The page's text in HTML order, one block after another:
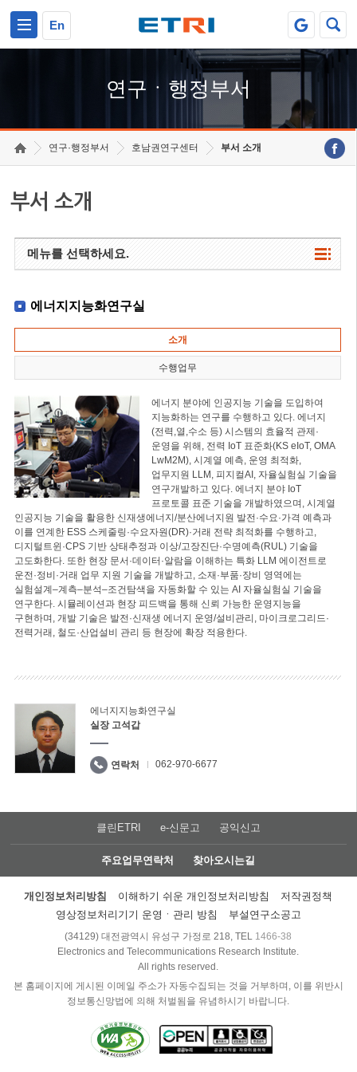
En
연구ㆍ행정부서
연구·행정부서 호남권연구센터 부서 소개
부서 소개
메뉴를 선택하세요.
에너지지능화연구실
소개
수행업무
에너지 분야에 인공지능 기술을 도입하여
지능화하는 연구를 수행하고 있다. 에너지
(전력,열,수소 등) 시스템의 효율적 관제·
운영을 위해, 전력 IoT 표준화(KS eIoT, OMA
LwM2M), 시계열 예측, 운영 최적화,
업무지원 LLM, 피지컬AI, 자율실험실 기술을
연구개발하고 있다. 에너지 분야 IoT
프로토콜 표준 기술을 개발하였으며, 시계열
인공지능 기술을 활용한 신재생에너지/분산에너지원 발전·수요·가격 예측과
이를 연계한 ESS 스케줄링·수요자원(DR)·거래 전략 최적화를 수행하고,
디지털트윈·CPS 기반 상태추정과 이상/고장진단·수명예측(RUL) 기술을
고도화한다. 또한 현장 문서·데이터·알람을 이해하는 특화 LLM 에이전트로
운전·정비·거래 업무 지원 기술을 개발하고, 소재·부품·장비 영역에는
실험설계–계측–분석–조건탐색을 자동화할 수 있는 AI 자율실험실 기술을
연구한다. 시뮬레이션과 현장 피드백을 통해 신뢰 가능한 운영지능을
구현하며, 개발 기술은 발전·신재생 에너지 운영/설비관리, 마이크로그리드·
전력거래, 철도·산업설비 관리 등 현장에 확장 적용한다.
에너지지능화연구실
실장 고석갑
연락처 062-970-6677
클린ETRI e-신문고 공익신고
주요업무연락처 찾아오시는길
개인정보처리방침 이해하기 쉬운 개인정보처리방침
저작권정책
영상정보처리기기 운영ㆍ관리 방침
부설연구소공고
(34129) 대전광역시 유성구 가정로 218, TEL 1466-38
Electronics and Telecommunications Research Institute.
All rights reserved.
본 홈페이지에 게시된 이메일 주소가 자동수집되는 것을 거부하며, 이를 위반시
정보통신망법에 의해 처벌됨을 유념하시기 바랍니다.